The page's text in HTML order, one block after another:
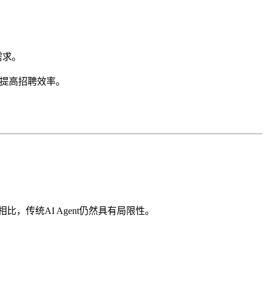
。
高招聘效率。
，传统AI Agent仍然具有局限性。